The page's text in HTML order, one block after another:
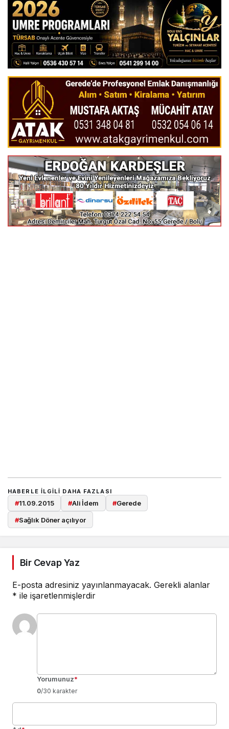
HABERLE ILGILI DAHA FAZLASI
#11.09.2015 #Ali İdem #Gerede
#Sağlık Döner açılıyor
Bir Cevap Yaz
E-posta adresiniz yayınlanmayacak. Gerekli alanlar
* ile işaretlenmişlerdir
Yorumunuz*
0/30 karakter